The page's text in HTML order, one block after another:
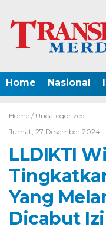
Home Nasional
Home / Uncategorized
Jumat, 27 Desember 2024 -
LLDIKTI
Yang
Dicabut